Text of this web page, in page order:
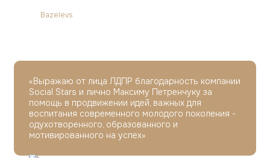
Bazelevs
«Выражаю от лица ЛДПР благодарность компании
Social Stars и лично Максиму Петренчуку за
помощь в продвижении идей, важных для
воспитания современного молодого поколения -
одухотворенного, образованного и
мотивированного на успех»